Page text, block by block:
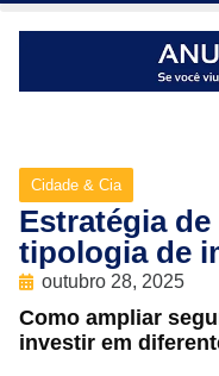
Cidade & Cia
Estratégia
tipologia de
outubro 28, 2025
Como ampliar
investir em